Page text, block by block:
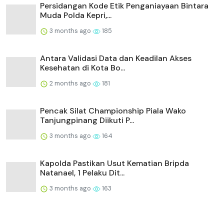
Persidangan Kode Etik Penganiayaan Bintara
Muda Polda Kepri,...
3 months ago 185
Antara Validasi Data dan Keadilan Akses
Kesehatan di Kota Bo...
2 months ago 181
Pencak Silat Championship Piala Wako
Tanjungpinang Diikuti P...
3 months ago 164
Kapolda Pastikan Usut Kematian Bripda
Natanael, 1 Pelaku Dit...
3 months ago 163